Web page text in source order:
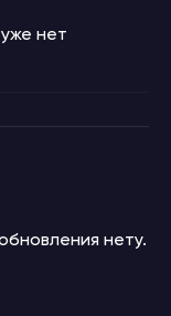
нет
нету.